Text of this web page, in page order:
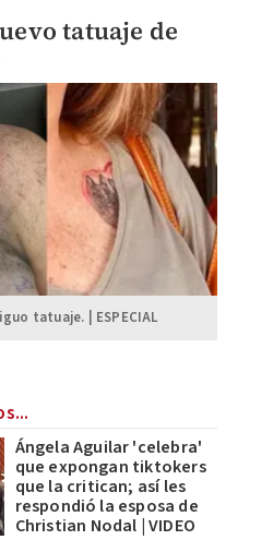
tatuaje de
tatuaje. | ESPECIAL
Ángela Aguilar 'celebra'
que expongan tiktokers
que la critican; así les
respondió la esposa de
Christian Nodal | VIDEO